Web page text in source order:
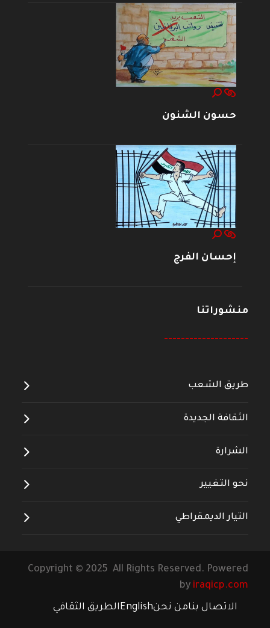
حسون الشنون
إحسان الفرج
منشوراتنا
--------------------
طريق الشعب
الثقافة الجديدة
الشرارة
نحو التغيير
التيار الديمقراطي
Copyright © 2025 All Rights Reserved. Powered
by iraqicp.com
الاتصال بنامن نحنEnglishالطريق الثقافي